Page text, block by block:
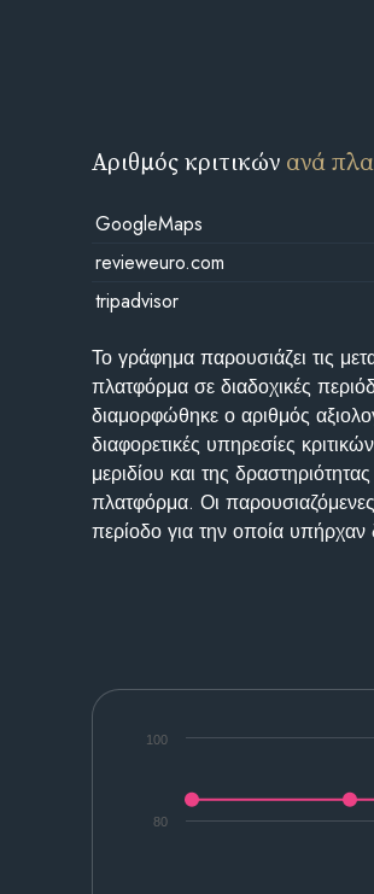
Αριθμός κριτικών ανά
GoogleMaps
revieweuro.com
tripadvisor
Το γράφημα παρουσιάζει τις
πλατφόρμα σε διαδοχικές
διαμορφώθηκε ο αριθμός
διαφορετικές υπηρεσίες
μεριδίου και της
πλατφόρμα. Οι
περίοδο για την οποία υπήρχαν
80
100